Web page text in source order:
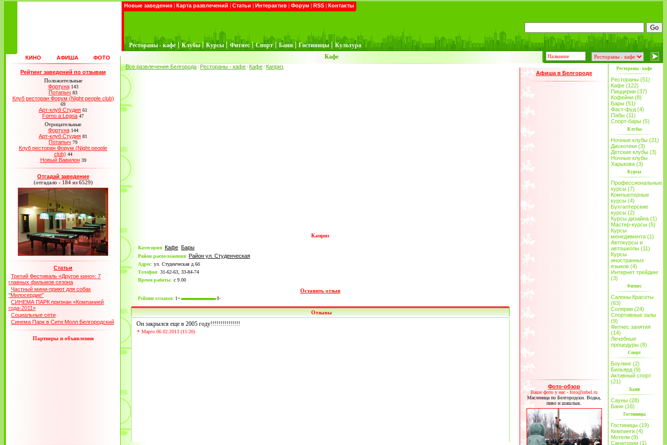
Новые заведения | Карта развлечений | Статьи | Интерактив | Форум | RSS | Контакты
Рестораны - кафе | Клубы | Курсы | Фитнес | Спорт | Бани | Гостиницы | Культура
КИНО АФИША ФОТО Кафе
Рейтинг заведений по отзывам
Положительные
Фортуна 143
Потапыч 83
Клуб ресторан Форум (Night people club)
69
Арт-клуб Студия 61
Forno a Legna 47
Отрицательные
Фортуна 144
Арт-клуб Студия 81
Потапыч 79
Клуб ресторан Форум (Night people
club) 44
Новый Вавилон 39
Отгадай заведение
(отгадало - 184 из 6529)
Статьи
Третий Фестиваль «Другое кино»: 7
главных фильмов сезона
Частный мини-приют для собак
"Милосердие"
СИНЕМА ПАРК признан «Компанией
года-2011»
Социальные сети
Синема Парк в Сити Молл Белгородский
Партнеры и объявления
Все развлечения Белгорода / Рестораны - кафе / Кафе / Каприз
Каприз
Категория: Кафе Бары
Район расположения: Район ул. Студенческая
Адрес: ул. Студенческая д.6б
Телефон: 31-62-63, 33-84-74
Время работы: с 9.00
Оставить отзыв
Рейтинг отзывов: 1+ 0-
Отзывы
Он закрылся еще в 2005 году!!!!!!!!!!!!!!!
+Марго 06.02.2013 (15:20)
Афиша в Белгороде
Фото-обзор
Ваше фото у нас - foto@inbel.ru
Масленица по Белгородски. Водка,
пиво и шашлык.
Рестораны - кафе
Рестораны (51)
Кафе (122)
Пиццерии (37)
Кофейни (8)
Бары (51)
Фаст-фуд (4)
Пабы (11)
Спорт-бары (5)
Клубы
Ночные клубы (21)
Дискотеки (3)
Детские клубы (3)
Ночные клубы
Харькова (3)
Курсы
Профессиональные
курсы (7)
Компьютерные
курсы (4)
Бухгалтерские
курсы (2)
Курсы дизайна (1)
Мастер-курсы (5)
Курсы
менеджмента (1)
Автокурсы и
автошколы (11)
Курсы
иностранных
языков (4)
Интернет трейдинг
(3)
Фитнес
Салоны Красоты
(63)
Солярии (24)
Спортивные залы
(9)
Фитнес занятия
(14)
Лечебные
процедуры (8)
Спорт
Боулинг (2)
Бильярд (9)
Активный спорт
(21)
Бани
Сауны (28)
Бани (16)
Гостиницы
Гостиницы (19)
Кемпинги (4)
Мотели (9)
Санатории (1)